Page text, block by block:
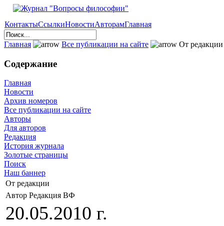
КонтактыСсылкиНовостиАвторамГлавная
Главная Все публикации на сайте От редакции
Содержание
Главная
Новости
Архив номеров
Все публикации на сайте
Авторы
Для авторов
Редакция
История журнала
Золотые страницы
Поиск
Наш баннер
От редакции
Автор Редакция ВФ
20.05.2010 г.